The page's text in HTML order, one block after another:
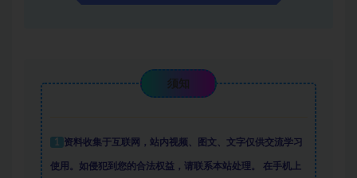
须知
1 资料收集于互联网 ， 站内视频、图文、文字仅供交流学习
使用。如侵犯到您的合法权益，请联系本站处理。 在手机上